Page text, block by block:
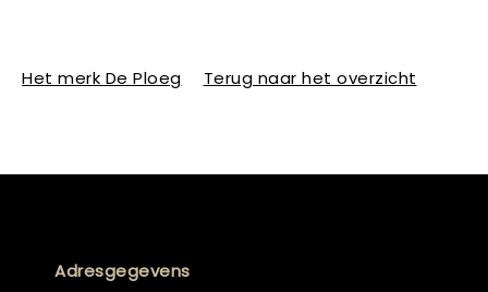
Het merk De Ploeg Terug naar het overzicht
Adresgegevens